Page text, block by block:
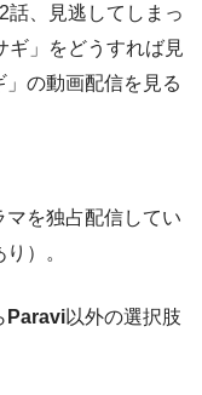
話、見逃してしまっ
ギ」をどうすれば見
の動画配信を見る
を独占配信してい
）。
Paravi以外の選択肢